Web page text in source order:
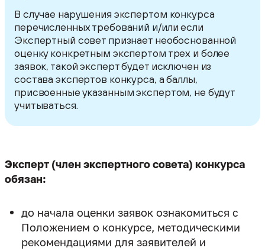
В случае нарушения экспертом конкурса
перечисленных требований и/или если
Экспертный совет признает необоснованной
оценку конкретным экспертом трех и более
заявок, такой эксперт будет исключен из
состава экспертов конкурса, а баллы,
присвоенные указанным экспертом, не будут
учитываться.
Эксперт (член экспертного совета) конкурса
обязан:
до начала оценки заявок ознакомиться с
Положением о конкурсе, методическими
рекомендациями для заявителей и